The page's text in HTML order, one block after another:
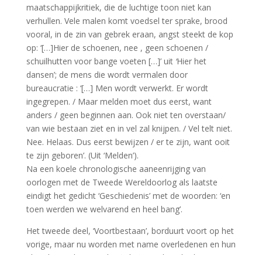
maatschappijkritiek, die de luchtige toon niet kan
verhullen. Vele malen komt voedsel ter sprake, brood
vooral, in de zin van gebrek eraan, angst steekt de kop
op: ‘[…]Hier de schoenen, nee , geen schoenen /
schuilhutten voor bange voeten […]’ uit‘Hier het
dansen’; de mens die wordt vermalen door
bureaucratie : ‘[…] Men wordt verwerkt. Er wordt
ingegrepen. / Maar melden moet dus eerst, want
anders / geen beginnen aan. Ook niet ten overstaan/
van wie bestaan ziet en in vel zal knijpen. / Vel telt niet.
Nee. Helaas. Dus eerst bewijzen / er te zijn, want ooit
te zijn geboren’. (Uit ‘Melden’).
Na een koele chronologische aaneenrijging van
oorlogen met de Tweede Wereldoorlog als laatste
eindigt het gedicht ‘Geschiedenis’ met de woorden: ‘en
toen werden we welvarend en heel bang’.
Het tweede deel, ‘Voortbestaan’, borduurt voort op het
vorige, maar nu worden met name overledenen en hun